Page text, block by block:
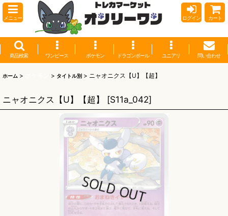
メニュー ログイン カート
商品検索 ワンピース ポケモン ドラゴンボール ユニアリ 問い合わせ
ホーム > > タイトル別 > ニャオニクス【U】【超】
ニャオニクス【U】【超】 [S11a_042]